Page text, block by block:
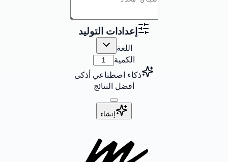
إعدادات التوليد
اللغة
الكمية
ذكاء اصطناعي أذكى
أفضل النتائج
إنشاء